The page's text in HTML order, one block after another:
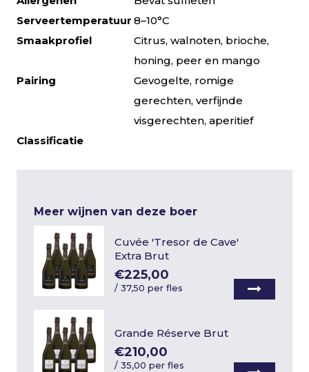
Serveertemperatuur 8–10°C
Smaakprofiel
Citrus, walnoten, brioche,
honing, peer en mango
Pairing
Gevogelte, romige
gerechten, verfijnde
visgerechten, aperitief
Classificatie
Meer wijnen van deze boer
Cuvée 'Tresor de Cave'
Extra Brut
€225,00
/37,50 per fles
Grande Réserve Brut
€210,00
/35,00 per fles